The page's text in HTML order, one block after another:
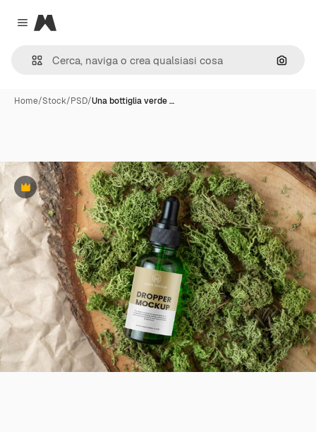
Close menu
Magnific
Cerca
Home/Stock/PSD/Una bottiglia verde …
Premium